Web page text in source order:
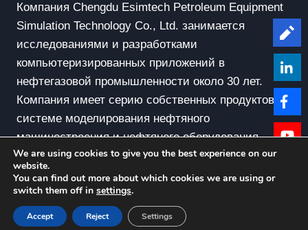
Компания Chengdu Esimtech Petroleum Equipment
Simulation Technology Co., Ltd. занимается
исследованиями и разработками
компьютеризированных приложений в
нефтегазовой промышленности около 30 лет.
Компания имеет серию собственных продуктов в
системе моделирования нефтяного
машиностроения и нефтяного оборудования.
© Copyright - 2010-2019 : All Rights Reserved.
Privacy Policy
We are using cookies to give you the best experience on our
website.
You can find out more about which cookies we are using or
switch them off in settings.
Accept Reject Settings